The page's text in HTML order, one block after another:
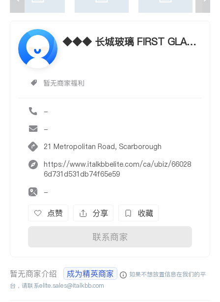
◆◆◆ 长城玻璃 FIRST GLASS
暂无商家福利
-
-
21 Metropolitan Road, Scarborough
https://www.italkbbelite.com/ca/ubiz/66028
6d731d531db74f65e59
-
点赞 分享 收藏
联系商家
暂无商家介绍 成为精英商家
如果不想放置信息在我们的平
台，请联系elite.sales@italkbb.com